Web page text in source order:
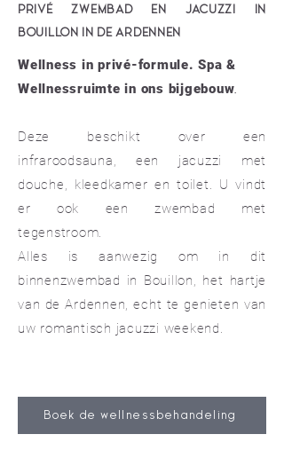
PRIVÉ ZWEMBAD EN JACUZZI IN
BOUILLON IN DE ARDENNEN
Wellness in privé-formule. Spa &
Wellnessruimte in ons bijgebouw.
Deze beschikt over een
infraroodsauna, een jacuzzi met
douche, kleedkamer en toilet. U vindt
er ook een zwembad met
tegenstroom.
Alles is aanwezig om in dit
binnenzwembad in Bouillon, het hartje
van de Ardennen, echt te genieten van
uw romantisch jacuzzi weekend.
Boek de wellnessbehandeling